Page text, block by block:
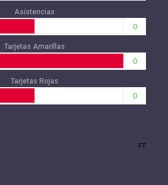
Asistencias
0
Tarjetas Amarillas
0
Tarjetas Rojas
0
FT